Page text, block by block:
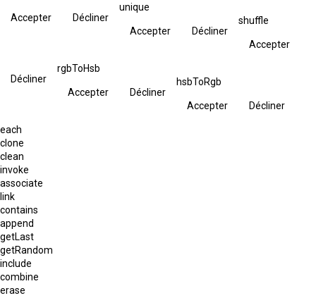
Accepter Décliner
unique
Accepter Décliner
shuffle
Accepter
Décliner
rgbToHsb
Accepter Décliner
hsbToRgb
Accepter Décliner
each
clone
clean
invoke
associate
link
contains
append
getLast
getRandom
include
combine
erase